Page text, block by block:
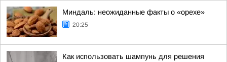
Миндаль: неожиданные факты о «орехе»
20:25
Как использовать шампунь для решения